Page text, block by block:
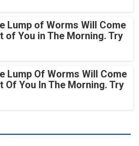
Lump of Worms Will Come
of You in The Morning. Try
Lump Of Worms Will Come
Of You In The Morning. Try